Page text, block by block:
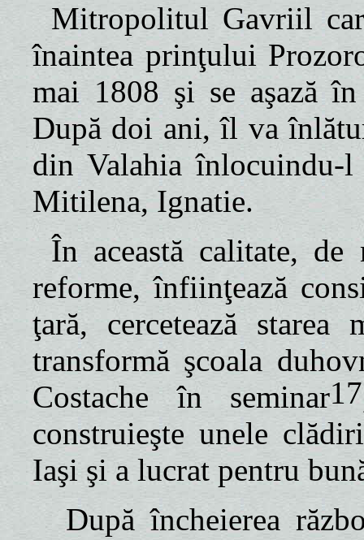
Mitropolitul Gavriil
înaintea prinţului
mai 1808 şi se aşază
După doi ani, îl va
din Valahia
Mitilena, Ignatie.
În această calitate,
reforme, înfiinţează
ţară, cercetează
transformă şcoala
Costache în seminar17
construieşte unele
Iaşi şi a lucrat pentru
După încheierea